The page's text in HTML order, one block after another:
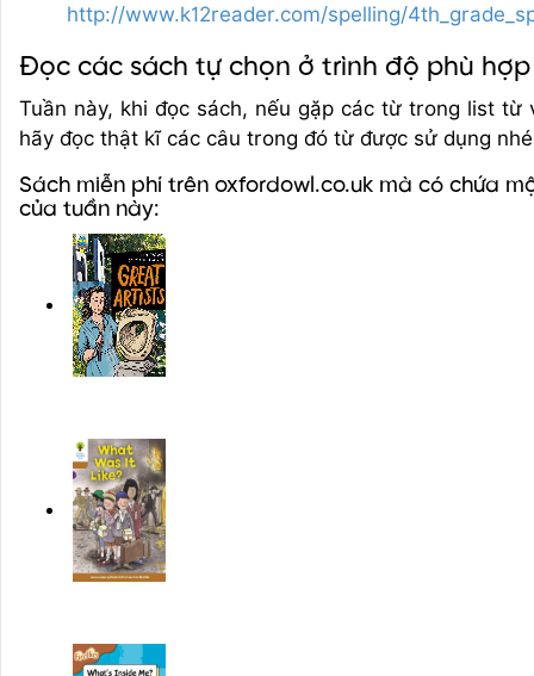
http://www.k12reader.com/spelling/
Đọc các sách tự chọn ở trình độ phù hợp
Tuần này, khi đọc sách, nếu gặp các từ trong list từ
hãy đọc thật kĩ các câu trong đó từ được sử dụng
Sách miễn phí trên oxfordowl.co.uk mà có chứa
của tuần này: